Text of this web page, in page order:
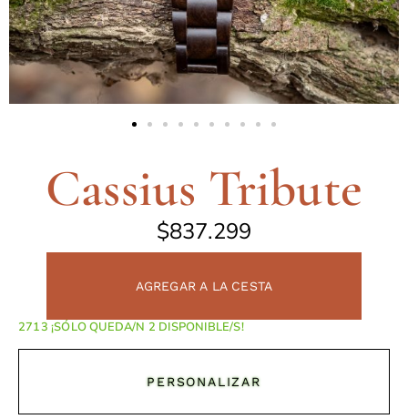
Cassius Tribute
$837.299
AGREGAR A LA CESTA
¡SÓLO QUEDA/N 2 DISPONIBLE/S!
PERSONALIZAR